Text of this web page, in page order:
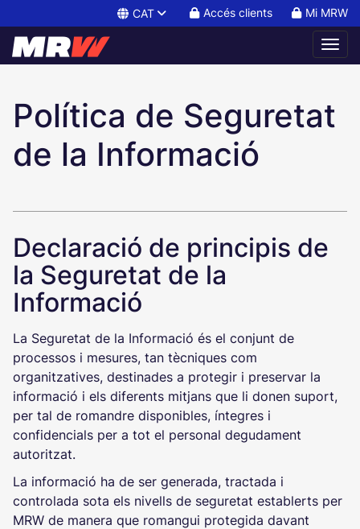
CAT Accés clients Mi MRW
Informació sobre la
Política de Seguretat
de la Informació
Declaració de principis de
la Seguretat de la
Informació
La Seguretat de la Informació és el conjunt de
processos i mesures, tan tècniques com
organitzatives, destinades a protegir i preservar la
informació i els diferents mitjans que li donen suport,
per tal de romandre disponibles, íntegres i
confidencials per a tot el personal degudament
autoritzat.
La informació ha de ser generada, tractada i
controlada sota els nivells de seguretat establerts per
MRW de manera que romangui protegida davant